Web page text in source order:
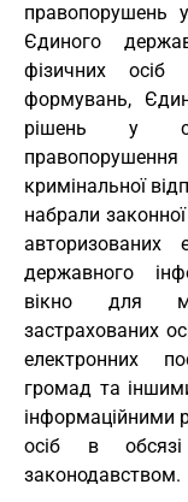
правопорушень
Єдиного
фізичних
формувань,
рішень у
кримінальної
набрали
авторизованих
державного
вікно для
застрахованих
електронних
громад та
інформаційними
осіб в
законодавством.